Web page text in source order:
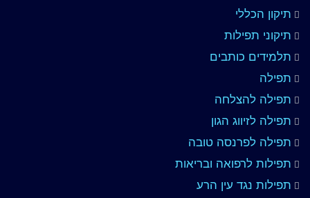
תיקון הכללי
תיקוני תפילות
תלמידים כותבים
תפילה
תפילה להצלחה
תפילה לזיווג הגון
תפילה לפרנסה טובה
תפילות לרפואה ובריאות
תפילות נגד עין הרע